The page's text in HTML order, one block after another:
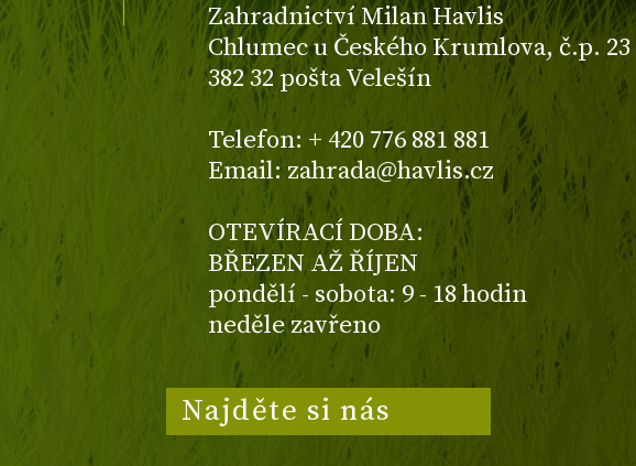
Zahradnictví Milan Havlis
Chlumec u Českého Krumlova, č.p. 23
382 32 pošta Velešín
Telefon: + 420 776 881 881
Email: zahrada@havlis.cz
OTEVÍRACÍ DOBA:
BŘEZEN AŽ ŘÍJEN
pondělí - sobota: 9 - 18 hodin
neděle zavřeno
Najděte si nás